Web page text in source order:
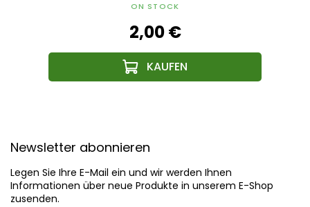
ON STOCK
2,00 €
Newsletter abonnieren
Legen Sie Ihre E-Mail ein und wir werden Ihnen
Informationen über neue Produkte in unserem E-Shop
zusenden.